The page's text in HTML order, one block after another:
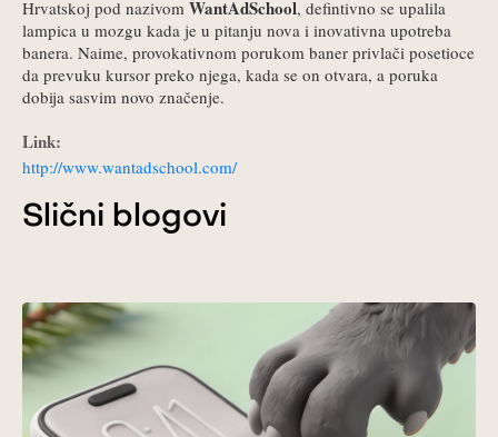
Hrvatskoj pod nazivom WantAdSchool, defintivno se upalila
lampica u mozgu kada je u pitanju nova i inovativna upotreba
banera. Naime, provokativnom porukom baner privlači posetioce
da prevuku kursor preko njega, kada se on otvara, a poruka
dobija sasvim novo značenje.
Link:
http://www.wantadschool.com/
Slični blogovi